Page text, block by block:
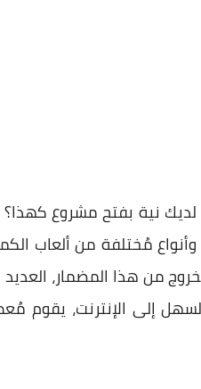
نية بفتح مشروع كهذا؟
وأنواع مُختلفة من ألعاب
من هذا المضمار،
إلى الإنترنت، يقوم